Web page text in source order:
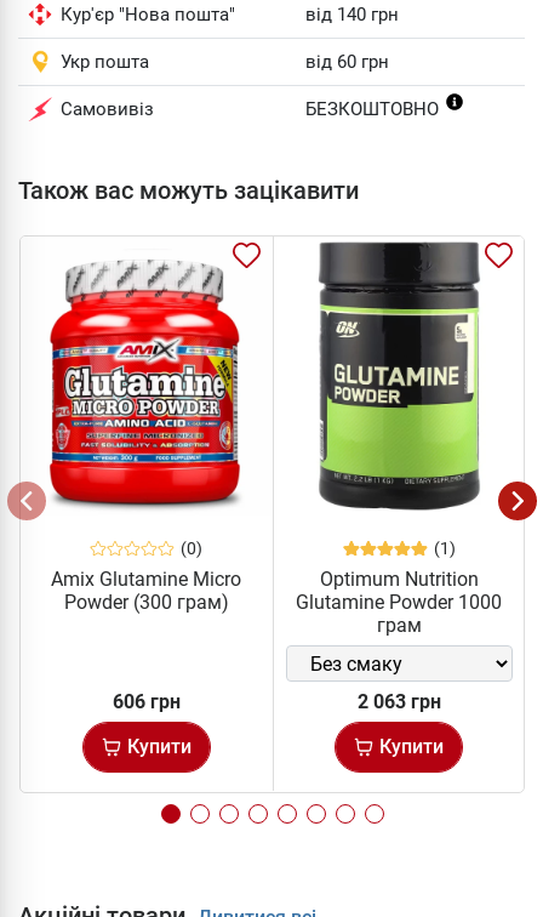
Кур'єр "Нова пошта" від 140 грн
Укр пошта від 60 грн
Самовивіз БЕЗКОШТОВНО
Також вас можуть зацікавити
(0)
Amix Glutamine Micro
Powder (300 грам)
606 грн
Купити
(1)
Optimum Nutrition
Glutamine Powder 1000
грам
2 063 грн
Купити